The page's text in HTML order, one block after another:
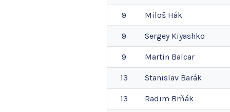
9 Miloš Hák
9 Sergey Kiyashko
9 Martin Balcar
13 Stanislav Barák
13 Radim Brňák